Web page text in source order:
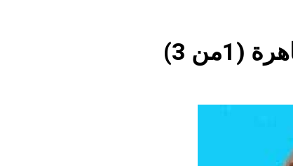
15 ساعة Ago 3)